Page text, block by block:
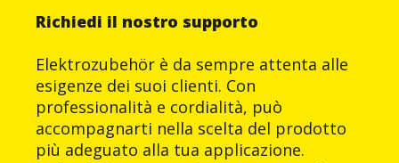
Richiedi il nostro supporto
Elektrozubehör è da sempre attenta alle
esigenze dei suoi clienti. Con
professionalità e cordialità, può
accompagnarti nella scelta del prodotto
più adeguato alla tua applicazione.